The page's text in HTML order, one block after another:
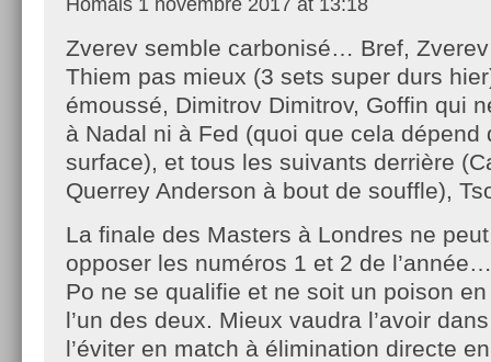
Zverev semble carbonisé… Bref,
Thiem pas mieux (3 sets super durs
émoussé, Dimitrov Dimitrov, Goffin qui
à Nadal ni à Fed (quoi que cela dépend
surface), et tous les suivants derrière
Querrey Anderson à bout de souffle),
La finale des Masters à Londres ne
opposer les numéros 1 et 2 de
Po ne se qualifie et ne soit un poison
l’un des deux. Mieux vaudra l’avoir
l’éviter en match à élimination directe